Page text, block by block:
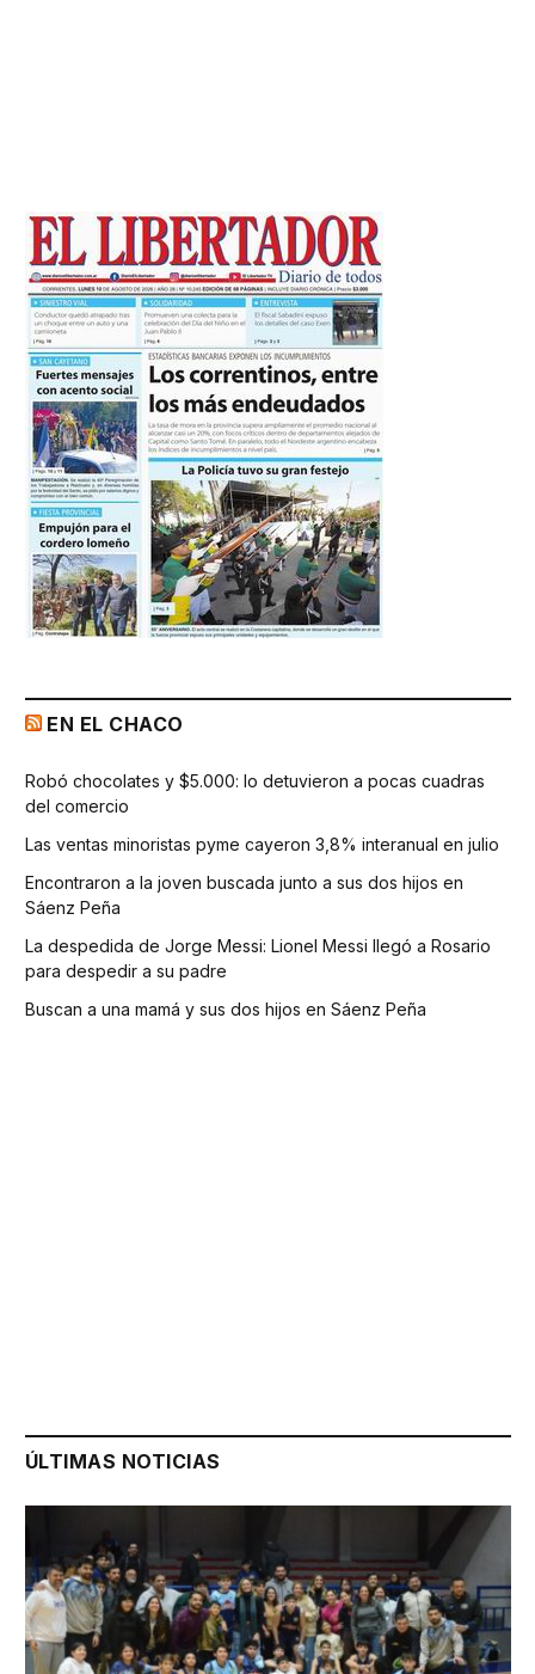
EN EL CHACO
Robó chocolates y $5.000: lo detuvieron a pocas cuadras
del comercio
Las ventas minoristas pyme cayeron 3,8% interanual en julio
Encontraron a la joven buscada junto a sus dos hijos en
Sáenz Peña
La despedida de Jorge Messi: Lionel Messi llegó a Rosario
para despedir a su padre
Buscan a una mamá y sus dos hijos en Sáenz Peña
ÚLTIMAS NOTICIAS